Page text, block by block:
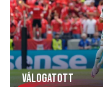
VÁLOGATOTT